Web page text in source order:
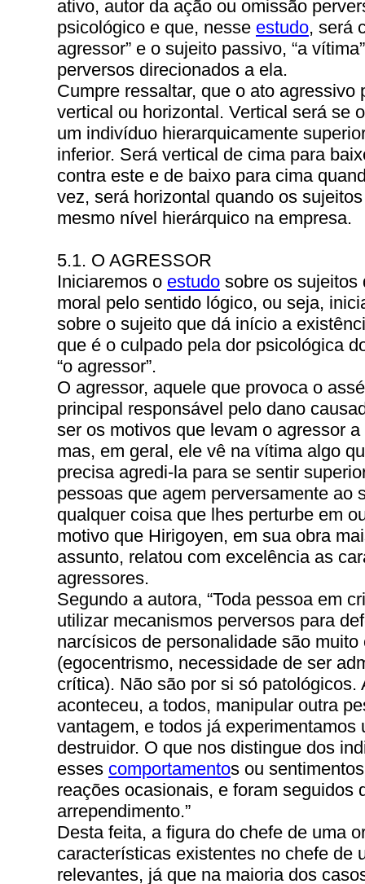
ativo, autor da ação ou omissão
psicológico e que, nesse estudo, será
agressor” e o sujeito passivo, “a
perversos direcionados a ela.
Cumpre ressaltar, que o ato agressivo
vertical ou horizontal. Vertical será se
um indivíduo hierarquicamente
inferior. Será vertical de cima para
contra este e de baixo para cima
vez, será horizontal quando os
mesmo nível hierárquico na empresa.
5.1. O AGRESSOR
Iniciaremos o estudo sobre os sujeitos
moral pelo sentido lógico, ou seja,
sobre o sujeito que dá início a
que é o culpado pela dor psicológica
“o agressor”.
O agressor, aquele que provoca o
principal responsável pelo dano
ser os motivos que levam o agressor
mas, em geral, ele vê na vítima algo
precisa agredi-la para se sentir
pessoas que agem perversamente ao
qualquer coisa que lhes perturbe em
motivo que Hirigoyen, em sua obra
assunto, relatou com excelência as
agressores.
Segundo a autora, “Toda pessoa em
utilizar mecanismos perversos para
narcísicos de personalidade são
(egocentrismo, necessidade de ser
crítica). Não são por si só patológicos.
aconteceu, a todos, manipular outra
vantagem, e todos já experimentamos
destruidor. O que nos distingue dos
esses comportamentos ou
reações ocasionais, e foram seguidos
arrependimento.”
Desta feita, a figura do chefe de uma
características existentes no chefe de
relevantes, já que na maioria dos